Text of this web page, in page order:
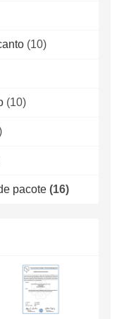
(10)
(10)
pacote (16)